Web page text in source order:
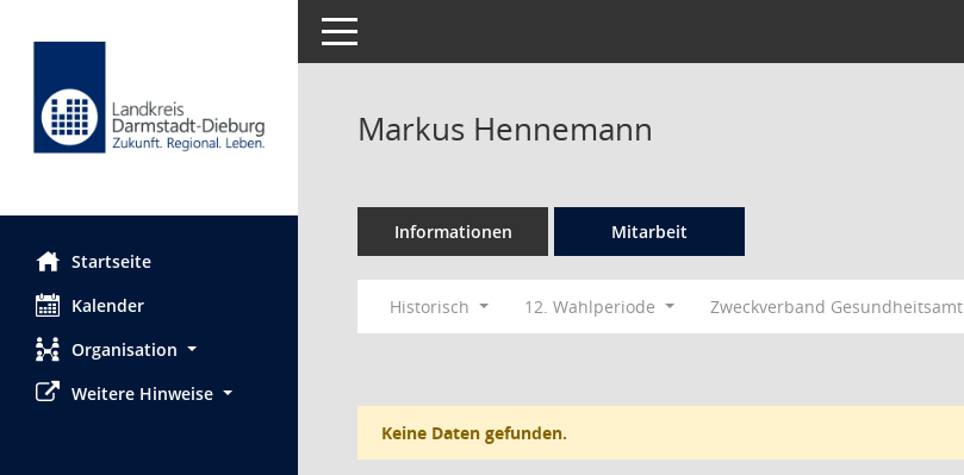
Startseite
Kalender
Organisation
Weitere Hinweise
Toggle navigation
Markus Hennemann
Informationen Mitarbeit
Historisch 12. Wahlperiode Zweckverband Gesundheitsamt
Keine Daten gefunden.